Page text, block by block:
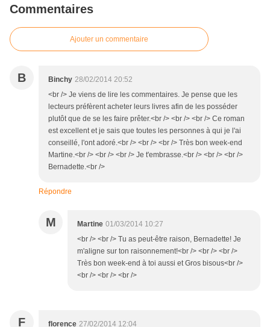
Commentaires
Ajouter un commentaire
B Binchy 28/02/2014 20:52
<br /> Je viens de lire les commentaires. Je pense que les
lecteurs préfèrent acheter leurs livres afin de les posséder
plutôt que de se les faire prêter.<br /> <br /> <br /> Ce roman
est excellent et je sais que toutes les personnes à qui je l'ai
conseillé, l'ont adoré.<br /> <br /> <br /> Très bon week-end
Martine.<br /> <br /> <br /> Je t'embrasse.<br /> <br /> <br />
Bernadette.<br />
Répondre
M Martine 01/03/2014 10:27
<br /> <br /> Tu as peut-être raison, Bernadette! Je
m'aligne sur ton raisonnement!<br /> <br /> <br />
Très bon week-end à toi aussi et Gros bisous<br />
<br /> <br /> <br />
F florence 27/02/2014 12:04